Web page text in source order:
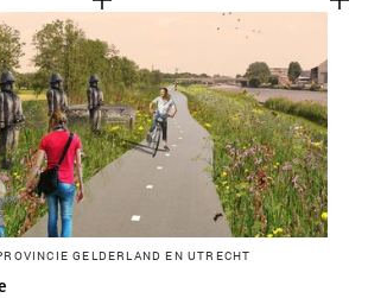
GELDERLAND EN UTRECHT